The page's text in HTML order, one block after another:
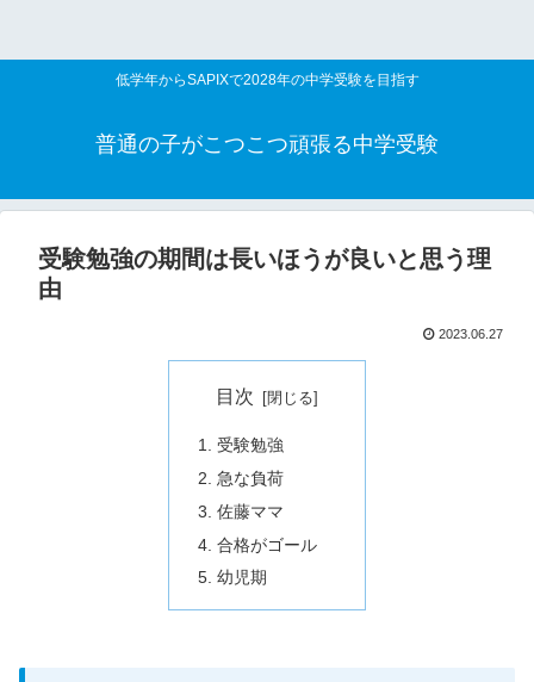
低学年からSAPIXで2028年の中学受験を目指す
普通の子がこつこつ頑張る中学受験
受験勉強の期間は長いほうが良いと思う理
由
2023.06.27
目次
受験勉強
急な負荷
佐藤ママ
合格がゴール
幼児期